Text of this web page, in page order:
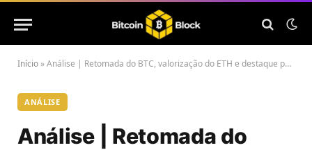
Início »Análise | Retomada do BTC, valorização do ETH e destaque para SUI
ANÁLISE
Análise | Retomada do